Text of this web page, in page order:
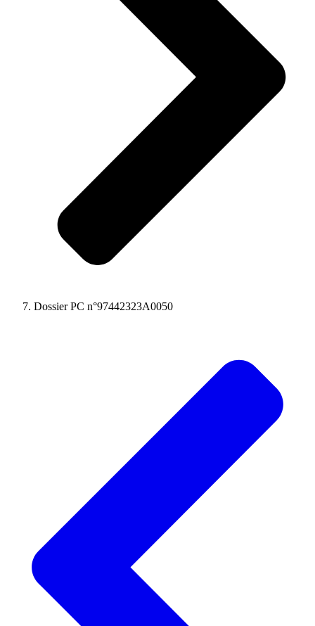
Dossier PC n°97442323A0050